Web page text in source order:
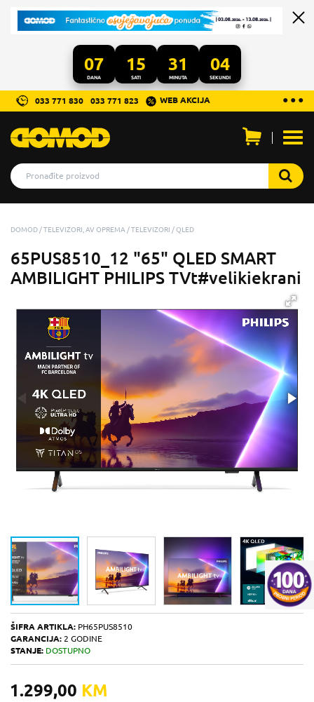
07
DANA
15
SATI
31
MINUTA
03
SEKUNDI
...
● ● ●
033 771 830 033 771 823 WEB AKCIJA
DOMOD TELEVIZORI, AV OPREMA TELEVIZORI QLED
65PUS8510_12 "65" QLED SMART
AMBILIGHT PHILIPS TVt#velikiekrani
ŠIFRA ARTIKLA: PH65PUS8510
GARANCIJA: 2 GODINE
STANJE: DOSTUPNO
1.299,00 KM